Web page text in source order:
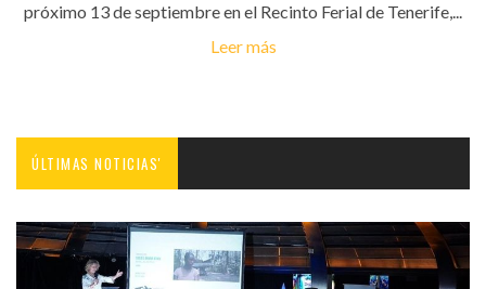
próximo 13 de septiembre en el Recinto Ferial de Tenerife,...
Leer más
ÚLTIMAS NOTICIAS'